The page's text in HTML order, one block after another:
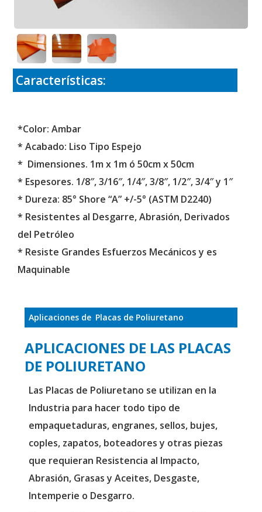
Características:
*Color: Ambar
* Acabado: Liso Tipo Espejo
* Dimensiones. 1m x 1m ó 50cm x 50cm
* Espesores. 1/8″, 3/16″, 1/4″, 3/8″, 1/2″, 3/4″ y 1″
* Dureza: 85° Shore “A” +/-5° (ASTM D2240)
* Resistentes al Desgarre, Abrasión, Derivados
del Petróleo
* Resiste Grandes Esfuerzos Mecánicos y es
Maquinable
Aplicaciones de Placas de Poliuretano
APLICACIONES DE LAS PLACAS
DE POLIURETANO
Las Placas de Poliuretano se utilizan en la
Industria para hacer todo tipo de
empaquetaduras, engranes, sellos, bujes,
coples, zapatos, boteadores y otras piezas
que requieran Resistencia al Impacto,
Abrasión, Grasas y Aceites, Desgaste,
Intemperie o Desgarro.